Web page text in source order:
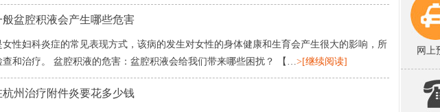
般盆腔积液会产生哪些危害
女性妇科炎症的常见表现方式，该病的发生对女性的身体健康和生育会产生很大的影响，所
查和治疗。 盆腔积液的危害：盆腔积液会给我们带来哪些困扰？ 【…>[继续阅读]
杭州治疗附件炎要花多少钱
网上